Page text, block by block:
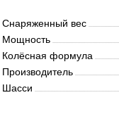
Снаряженный вес
Мощность
Колёсная формула
Производитель
Шасси